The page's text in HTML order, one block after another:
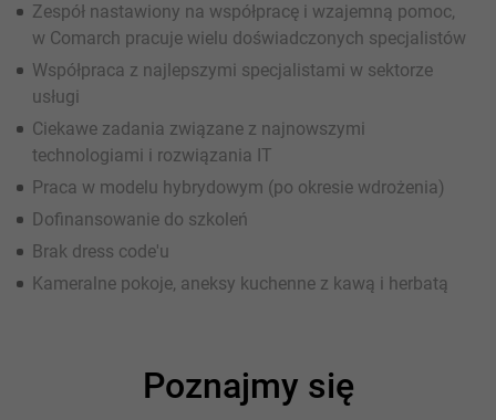
Zespół nastawiony na współpracę i wzajemną pomoc,
w Comarch pracuje wielu doświadczonych specjalistów
Współpraca z najlepszymi specjalistami w sektorze
usługi
Ciekawe zadania związane z najnowszymi
technologiami i rozwiązania IT
Praca w modelu hybrydowym (po okresie wdrożenia)
Dofinansowanie do szkoleń
Brak dress code'u
Kameralne pokoje, aneksy kuchenne z kawą i herbatą
Poznajmy się